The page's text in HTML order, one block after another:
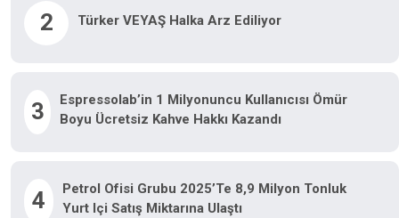
2 Türker VEYAŞ Halka Arz Ediliyor
3
Espressolab’in 1 Milyonuncu Kullanıcısı Ömür
Boyu Ücretsiz Kahve Hakkı Kazandı
4
Petrol Ofisi Grubu 2025’te 8,9 Milyon Tonluk
Yurt Içi Satış Miktarına Ulaştı